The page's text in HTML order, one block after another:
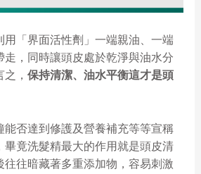
用「界面活性劑」一端親油、一端
走，同時讓頭皮處於乾淨與油水分
， 保持清潔、油水平衡這才是頭
能否達到修護及營養補充等等宣稱
畢竟洗髮精最大的作用就是頭皮清
往往暗藏著多重添加物，容易刺激